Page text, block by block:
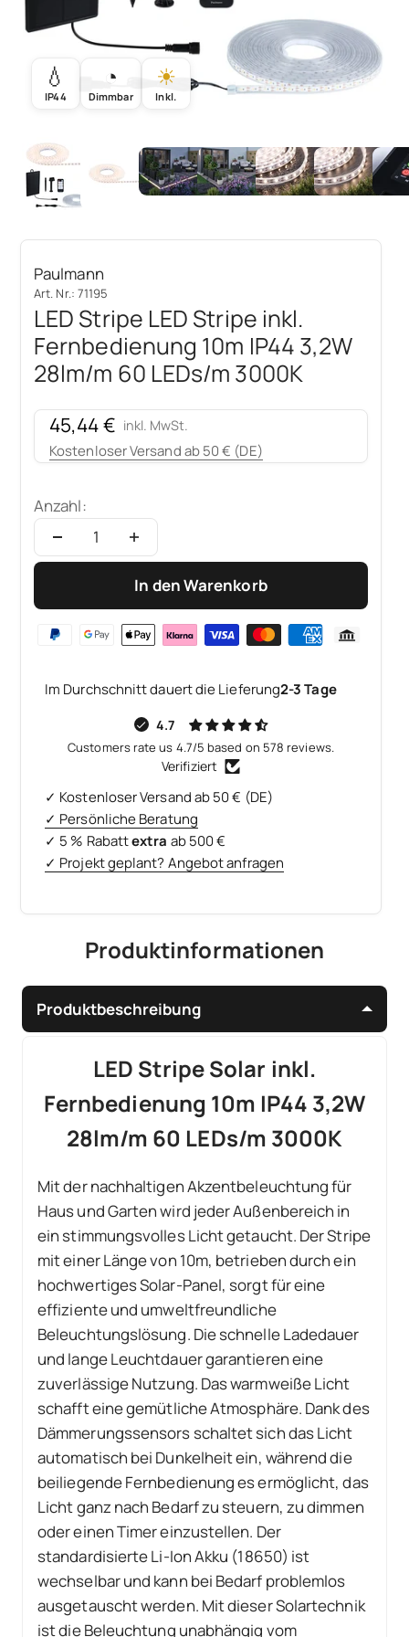
💧
IP44
◔
Dimmbar
☀
Inkl.
Paulmann
Art. Nr.: 71195
LED Stripe LED Stripe inkl.
Fernbedienung 10m IP44 3,2W
28lm/m 60 LEDs/m 3000K
Angebot
45,44 € inkl. MwSt.
Kostenloser Versand ab 50 € (DE)
Anzahl:
In den Warenkorb
Im Durchschnitt dauert die Lieferung2-3 Tage
4.7
Customers rate us 4.7/5 based on 578 reviews.
Verifiziert
✓ Kostenloser Versand ab 50 € (DE)
✓ Persönliche Beratung
✓ 5 % Rabattextra ab 500 €
✓ Projekt geplant? Angebot anfragen
Produktinformationen
Produktbeschreibung
LED Stripe Solar inkl.
Fernbedienung 10m IP44 3,2W
28lm/m 60 LEDs/m 3000K
Mit der nachhaltigen Akzentbeleuchtung für
Haus und Garten wird jeder Außenbereich in
ein stimmungsvolles Licht getaucht. Der Stripe
mit einer Länge von 10m, betrieben durch ein
hochwertiges Solar-Panel, sorgt für eine
effiziente und umweltfreundliche
Beleuchtungslösung. Die schnelle Ladedauer
und lange Leuchtdauer garantieren eine
zuverlässige Nutzung. Das warmweiße Licht
schafft eine gemütliche Atmosphäre. Dank des
Dämmerungssensors schaltet sich das Licht
automatisch bei Dunkelheit ein, während die
beiliegende Fernbedienung es ermöglicht, das
Licht ganz nach Bedarf zu steuern, zu dimmen
oder einen Timer einzustellen. Der
standardisierte Li-Ion Akku (18650) ist
wechselbar und kann bei Bedarf problemlos
ausgetauscht werden. Mit dieser Solartechnik
ist die Beleuchtung unabhängig vom